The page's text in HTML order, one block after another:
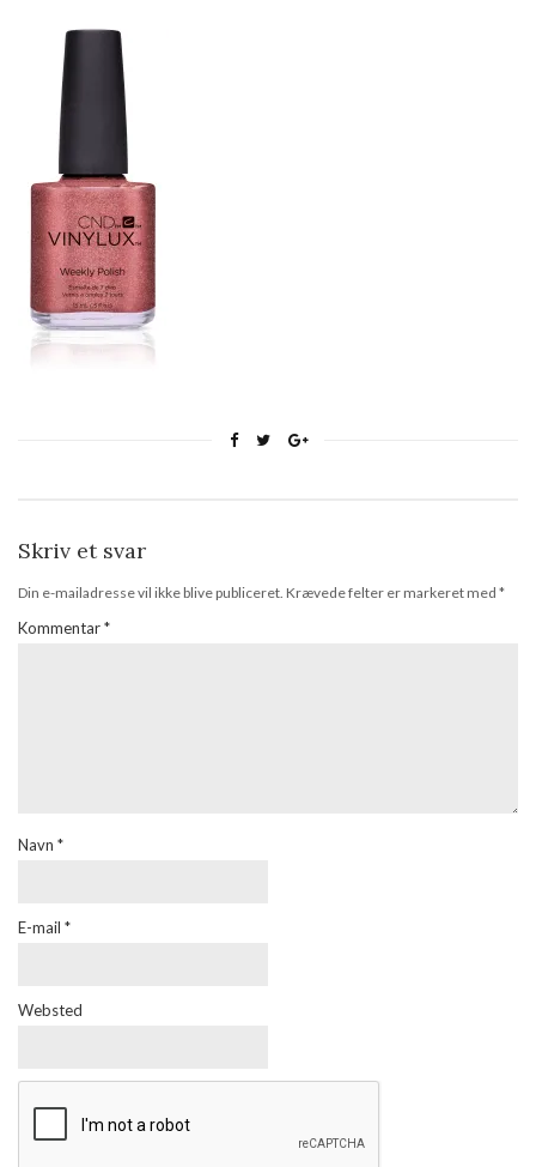
Skriv et svar
Din e-mailadresse vil ikke blive publiceret. Krævede felter er markeret med *
Kommentar*
Navn *
E-mail *
Websted